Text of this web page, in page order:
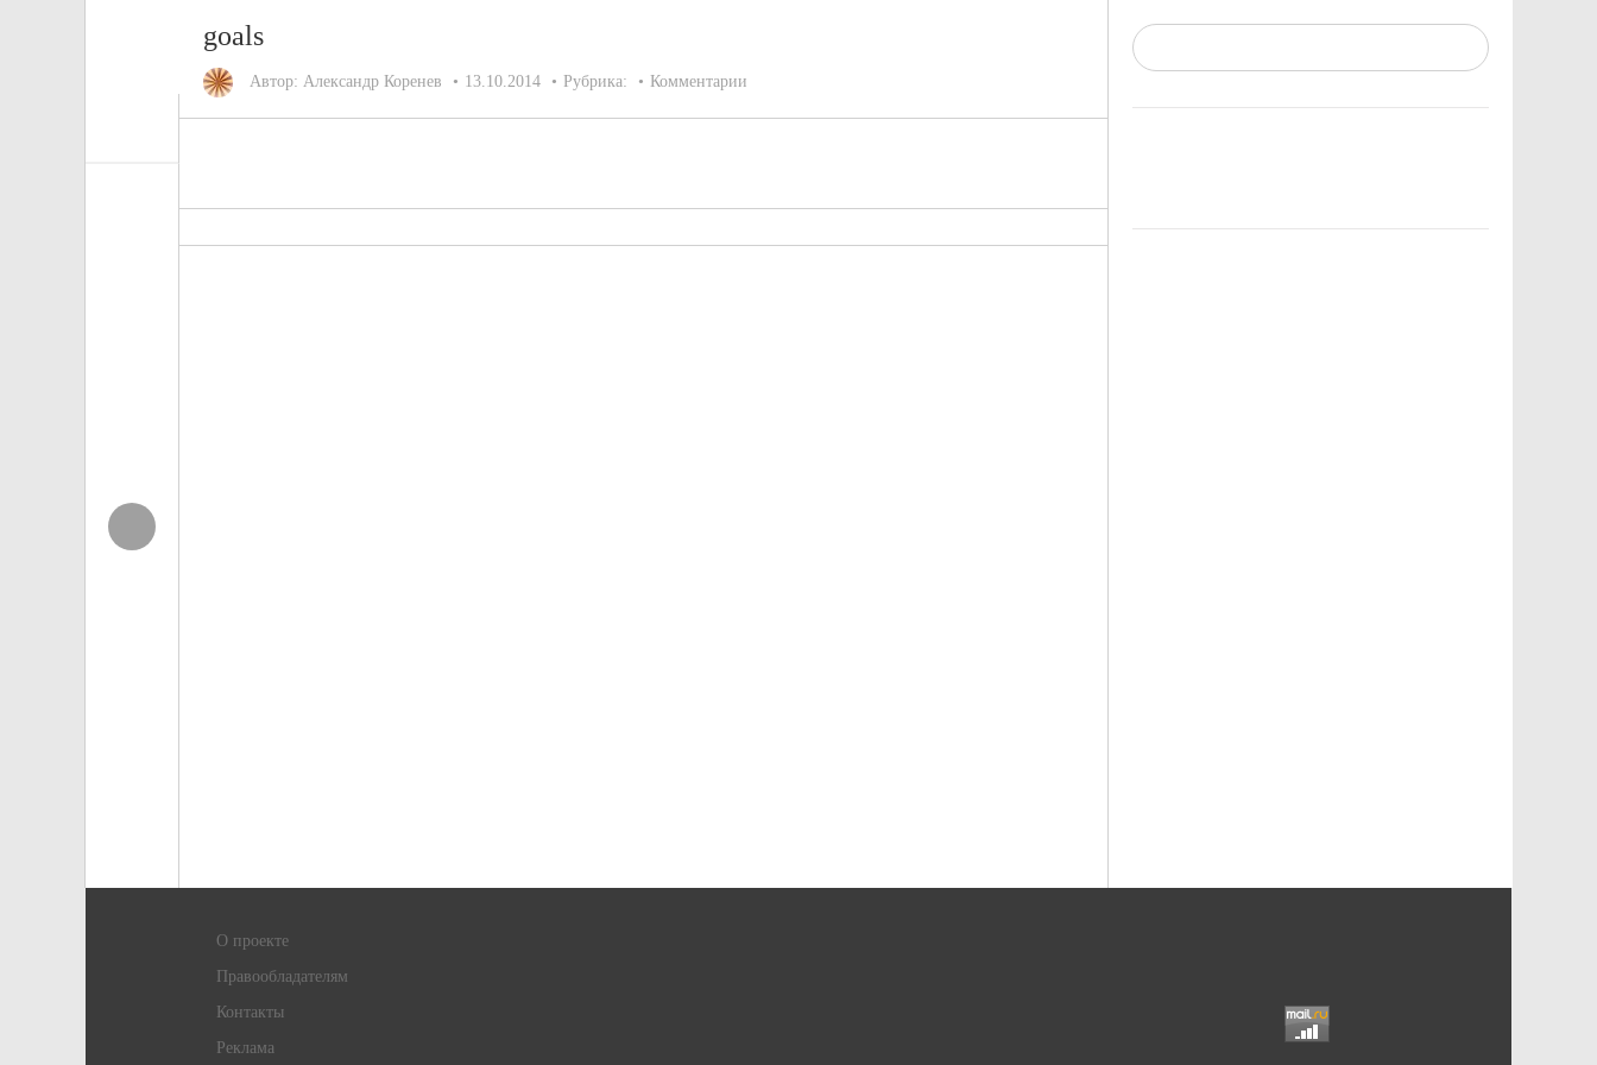
goals
Автор: Александр Коренев 13.10.2014 Рубрика: Комментарии
О проекте
Правообладателям
Контакты
Реклама